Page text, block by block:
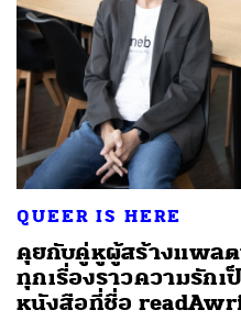
QUEER IS HERE
คุยกับคู่หูผู้สร้างแพล
ทุกเรื่องราวความรักเ
หนังสือที่ชื่อ
ค้นหา
SHARE